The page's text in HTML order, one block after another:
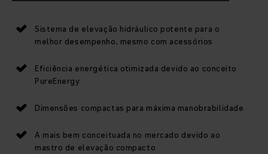
Sistema de elevação hidráulico potente para o
melhor desempenho, mesmo com acessórios
Eficiência energética otimizada devido ao conceito
PureEnergy
Dimensões compactas para máxima manobrabilidade
A mais bem conceituada no mercado devido ao
mastro de elevação compacto